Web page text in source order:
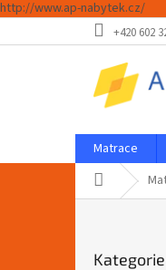
http://www.ap-nabytek.cz/
na
+420 602
Matrace
Domů
kategorie
Kategorie